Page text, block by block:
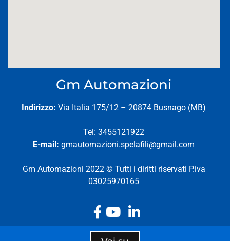
Gm Automazioni
Indirizzo: Via Italia 175/12 – 20874 Busnago (MB)
Tel: 3455121922
E-mail: gmautomazioni.spelafili@gmail.com
Gm Automazioni 2022 © Tutti i diritti riservati P.iva
03025970165